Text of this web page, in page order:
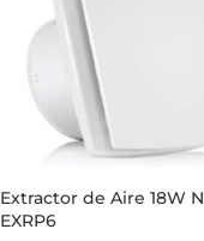
Extractor de Aire 18W
EXRP6